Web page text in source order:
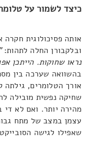
כיצד לשמור על
אותה פסיכולוגית
ובלקבורן החלה לתהות:
נראו שחוקות. הייתכן
בהשוואה שערכה בין
אורך הטלומרים,
שחיקה נפשית מובילה
מהירה יותר. ואם לא
עצמן במצב של מתח
שאפילו לגישה